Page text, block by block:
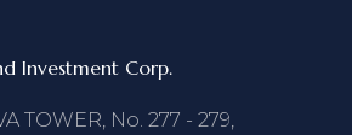
Investment Corp.
TOWER, No. 277 - 279,